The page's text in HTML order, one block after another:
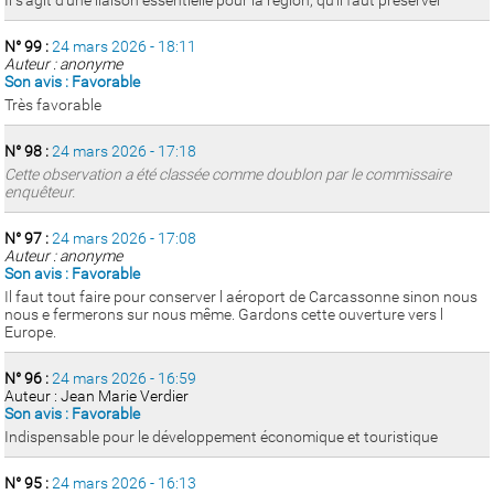
N° 99 :24 mars 2026 - 18:11
Auteur : anonyme
Son avis : Favorable
Très favorable
N° 98 :24 mars 2026 - 17:18
Cette observation a été classée comme doublon par le commissaire
enquêteur.
N° 97 :24 mars 2026 - 17:08
Auteur : anonyme
Son avis : Favorable
Il faut tout faire pour conserver l aéroport de Carcassonne sinon nous
nous e fermerons sur nous même. Gardons cette ouverture vers l
Europe.
N° 96 :24 mars 2026 - 16:59
Auteur : Jean Marie Verdier
Son avis : Favorable
Indispensable pour le développement économique et touristique
N° 95 :24 mars 2026 - 16:13